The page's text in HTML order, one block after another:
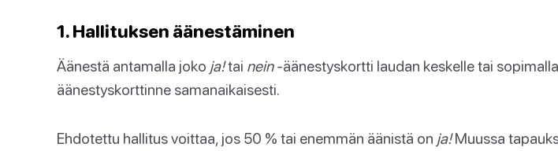
1. Hallituksen äänestäminen
Äänestä antamalla joko ja!tai nein-äänestyskortti laudan keskelle tai
äänestyskorttinne samanaikaisesti.
Ehdotettu hallitus voittaa, jos 50 % tai enemmän äänistä on ja!Muussa